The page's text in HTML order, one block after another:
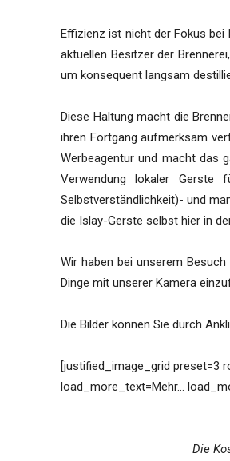
Effizienz ist nicht der Fokus bei
aktuellen Besitzer der
um konsequent langsam
Diese Haltung macht die
ihren Fortgang aufmerksam
Werbeagentur und macht das
Verwendung lokaler
Selbstverständlichkeit)- und
die Islay-Gerste selbst hier in
Wir haben bei unserem
Dinge mit unserer Kamera
Die Bilder können Sie durch
[justified_image_grid preset=3
load_more_text=Mehr…
Die